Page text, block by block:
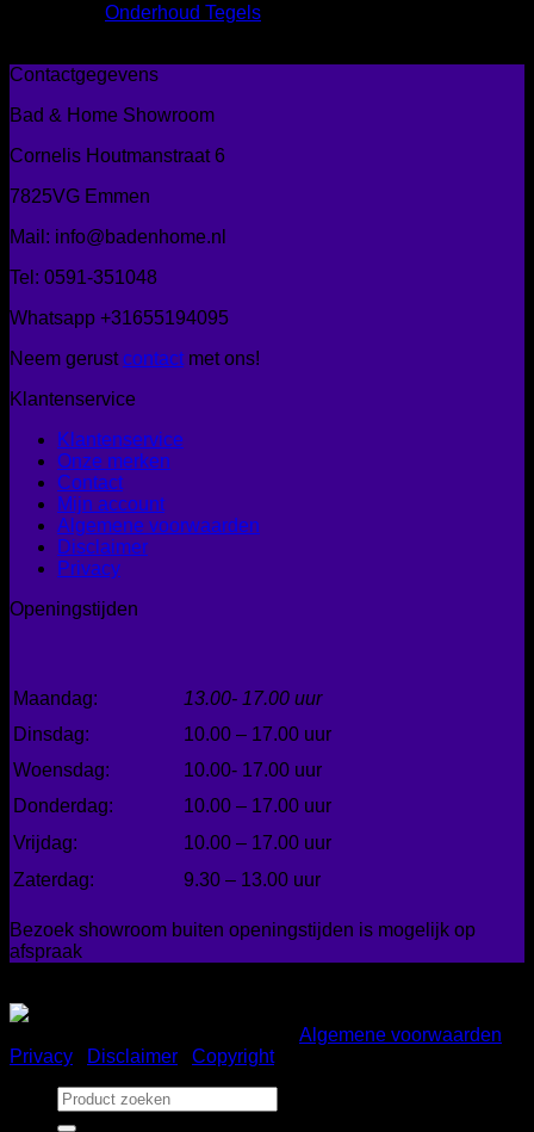
Onderhoud Tegels
Contactgegevens
Bad & Home Showroom
Cornelis Houtmanstraat 6
7825VG Emmen
Mail: info@badenhome.nl
Tel: 0591-351048
Whatsapp +31655194095
Neem gerustcontact met ons!
Klantenservice
Klantenservice
Onze merken
Contact
Mijn account
Algemene voorwaarden
Disclaimer
Privacy
Openingstijden
Maandag:
13.00- 17.00 uur
Dinsdag:
10.00 – 17.00 uur
Woensdag:
10.00- 17.00 uur
Donderdag:
10.00 – 17.00 uur
Vrijdag:
10.00 – 17.00 uur
Zaterdag:
9.30 – 13.00 uur
Bezoek showroom buiten openingstijden is mogelijk op
afspraak
Algemene voorwaarden
Privacy
Disclaimer
Copyright
Zoeken
naar: